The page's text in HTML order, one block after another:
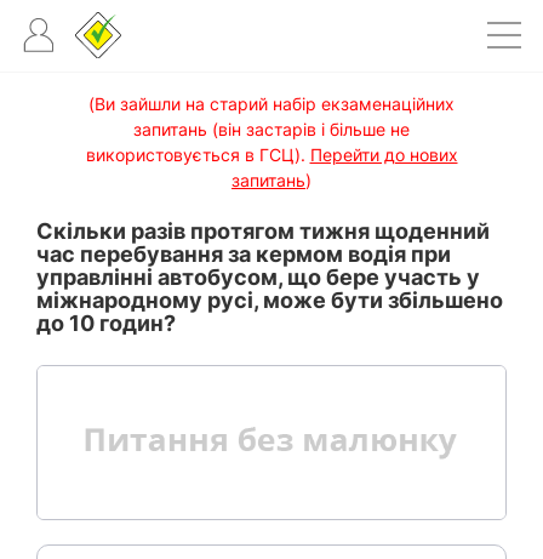
(Ви зайшли на старий набір екзаменаційних
запитань (він застарів і більше не
використовується в ГСЦ). Перейти до нових
запитань)
Скільки разів протягом тижня щоденний
час перебування за кермом водія при
управлінні автобусом, що бере участь у
міжнародному русі, може бути збільшено
до 10 годин?